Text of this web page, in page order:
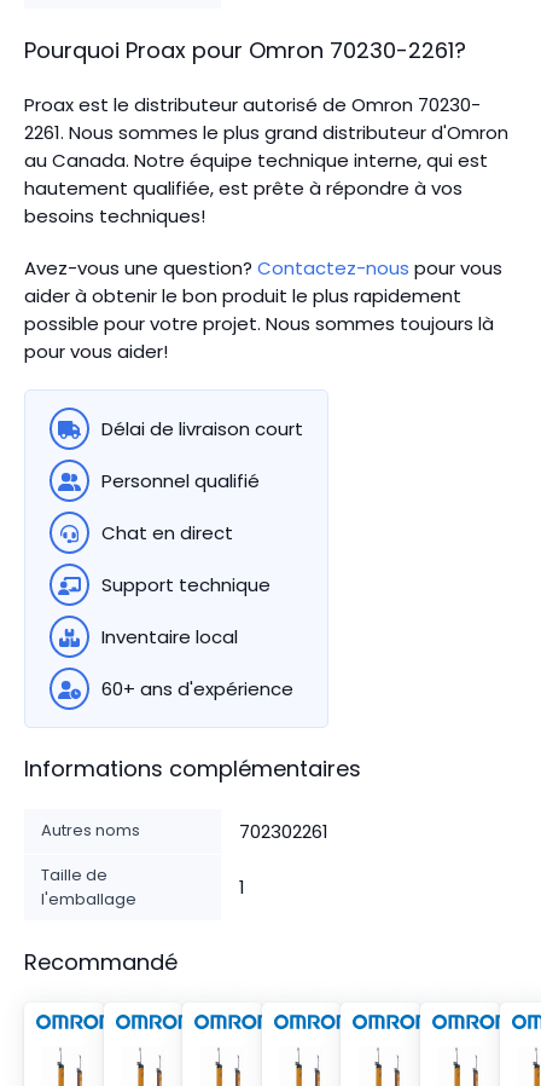
Pourquoi Proax pour Omron 70230-2261?
Proax est le distributeur autorisé de Omron 70230-
2261. Nous sommes le plus grand distributeur d'Omron
au Canada. Notre équipe technique interne, qui est
hautement qualifiée, est prête à répondre à vos
besoins techniques!
Avez-vous une question? Contactez-nous pour vous
aider à obtenir le bon produit le plus rapidement
possible pour votre projet. Nous sommes toujours là
pour vous aider!
Délai de livraison court
Personnel qualifié
Chat en direct
Support technique
Inventaire local
60+ ans d'expérience
Informations complémentaires
Autres noms 702302261
Taille de
l'emballage
1
Recommandé